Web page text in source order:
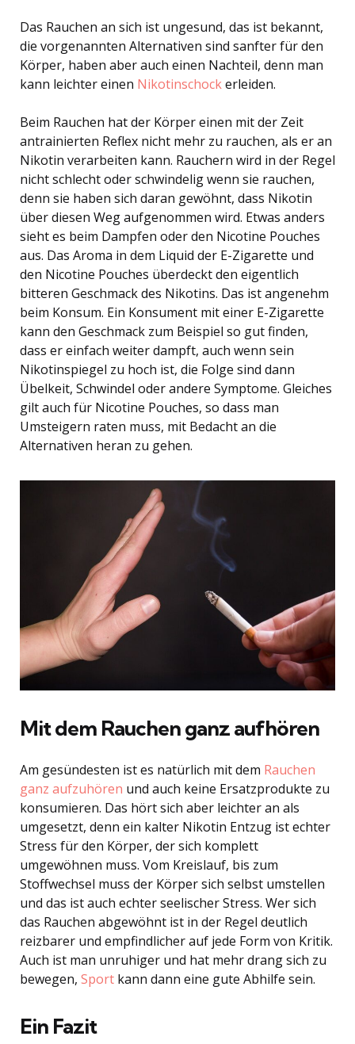
Das Rauchen an sich ist ungesund, das ist bekannt,
die vorgenannten Alternativen sind sanfter für den
Körper, haben aber auch einen Nachteil, denn man
kann leichter einen Nikotinschockerleiden.
Beim Rauchen hat der Körper einen mit der Zeit
antrainierten Reflex nicht mehr zu rauchen, als er an
Nikotin verarbeiten kann. Rauchern wird in der Regel
nicht schlecht oder schwindelig wenn sie rauchen,
denn sie haben sich daran gewöhnt, dass Nikotin
über diesen Weg aufgenommen wird. Etwas anders
sieht es beim Dampfen oder den Nicotine Pouches
aus. Das Aroma in dem Liquid der E-Zigarette und
den Nicotine Pouches überdeckt den eigentlich
bitteren Geschmack des Nikotins. Das ist angenehm
beim Konsum. Ein Konsument mit einer E-Zigarette
kann den Geschmack zum Beispiel so gut finden,
dass er einfach weiter dampft, auch wenn sein
Nikotinspiegel zu hoch ist, die Folge sind dann
Übelkeit, Schwindel oder andere Symptome. Gleiches
gilt auch für Nicotine Pouches, so dass man
Umsteigern raten muss, mit Bedacht an die
Alternativen heran zu gehen.
Mit dem Rauchen ganz aufhören
Am gesündesten ist es natürlich mit dem Rauchen
ganz aufzuhören und auch keine Ersatzprodukte zu
konsumieren. Das hört sich aber leichter an als
umgesetzt, denn ein kalter Nikotin Entzug ist echter
Stress für den Körper, der sich komplett
umgewöhnen muss. Vom Kreislauf, bis zum
Stoffwechsel muss der Körper sich selbst umstellen
und das ist auch echter seelischer Stress. Wer sich
das Rauchen abgewöhnt ist in der Regel deutlich
reizbarer und empfindlicher auf jede Form von Kritik.
Auch ist man unruhiger und hat mehr drang sich zu
bewegen, Sport kann dann eine gute Abhilfe sein.
Ein Fazit